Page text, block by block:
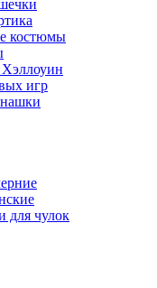
костюмы
игр
для чулок